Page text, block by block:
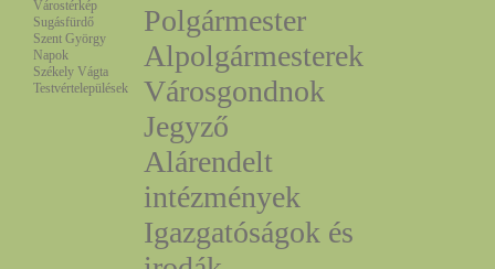
Várostérkép
Sugásfürdő
Szent György
Napok
Székely Vágta
Testvértelepülések
Polgármester
Alpolgármesterek
Városgondnok
Jegyző
Alárendelt
intézmények
Igazgatóságok és